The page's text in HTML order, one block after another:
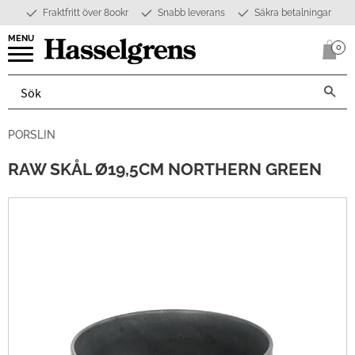
Meny
Fraktfritt över 800kr Snabb leverans Säkra betalningar
0
PORSLIN
RAW SKÅL Ø19,5CM NORTHERN GREEN